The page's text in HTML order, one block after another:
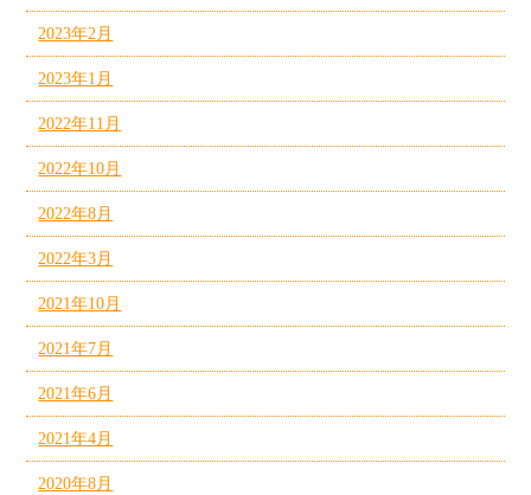
2023年2月
2023年1月
2022年11月
2022年10月
2022年8月
2022年3月
2021年10月
2021年7月
2021年6月
2021年4月
2020年8月